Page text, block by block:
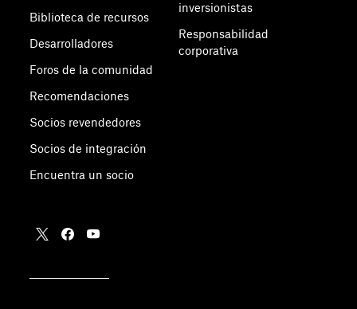
Biblioteca de recursos
Desarrolladores
Foros de la comunidad
Recomendaciones
Socios revendedores
Socios de integración
Encuentra un socio
inversionistas
Responsabilidad
corporativa